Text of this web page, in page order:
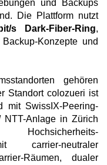
und Backups
Die Plattform nutzt
s Dark-Fiber-Ring,
Konzepte und
gehören
Standort colozueri ist
mit SwissIX-Peering-
NTT-Anlage in Zürich
carrier-neutraler
Räumen, dualer